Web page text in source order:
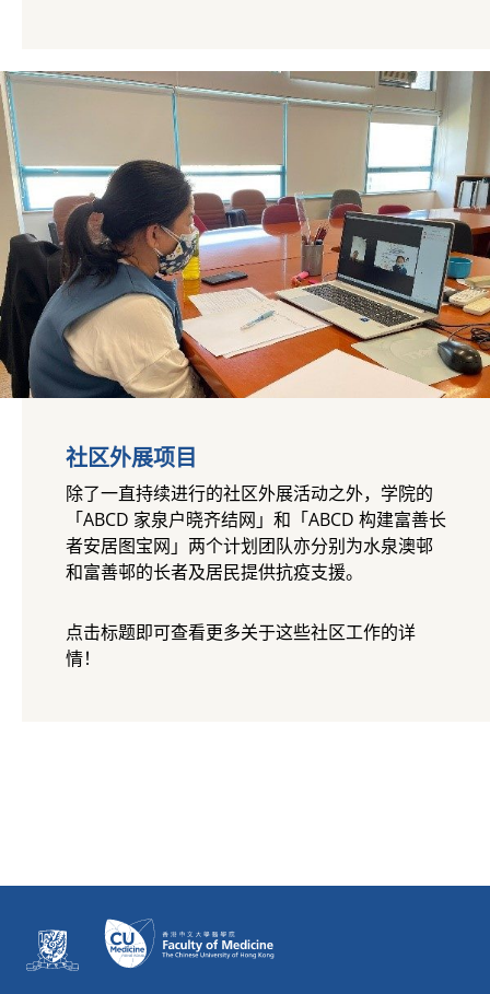
社区外展项目
除了一直持续进行的社区外展活动之外，学院的
「ABCD 家泉户晓齐结网」和「ABCD 构建富善长
者安居图宝网」两个计划团队亦分别为水泉澳邨
和富善邨的长者及居民提供抗疫支援。
点击标题即可查看更多关于这些社区工作的详
情！